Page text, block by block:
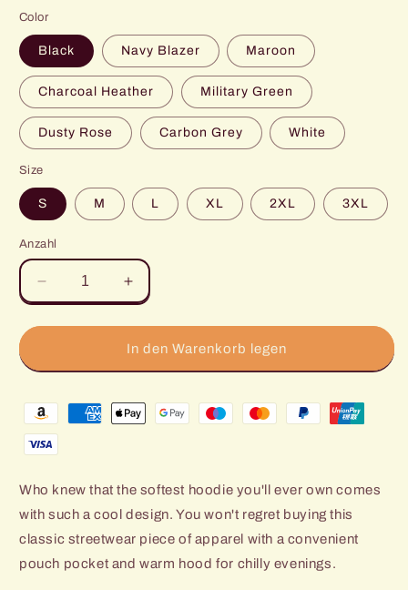
Color
Black Navy Blazer Maroon
Charcoal Heather Military Green
Dusty Rose Carbon Grey White
Size
S M L XL 2XL 3XL
Anzahl
Verringere
die
Menge
Kaiser
-
Unisex
Erhöhe
die
Menge
für
Kaiser
-
In den Warenkorb legen
Zahlungsmethoden
Who knew that the softest hoodie you'll ever own comes
with such a cool design. You won't regret buying this
classic streetwear piece of apparel with a convenient
pouch pocket and warm hood for chilly evenings.